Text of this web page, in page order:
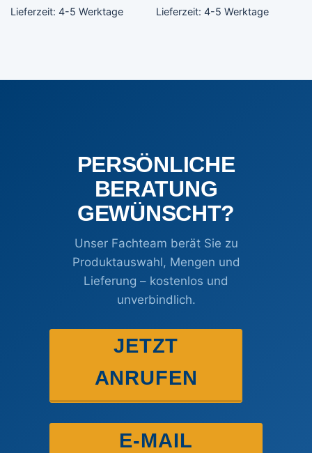
Lieferzeit: 4-5 Werktage
Lieferzeit: 4-5 Werktage
PERSÖNLICHE
BERATUNG
GEWÜNSCHT?
Unser Fachteam berät Sie zu
Produktauswahl, Mengen und
Lieferung – kostenlos und
unverbindlich.
JETZT
ANRUFEN
E-MAIL